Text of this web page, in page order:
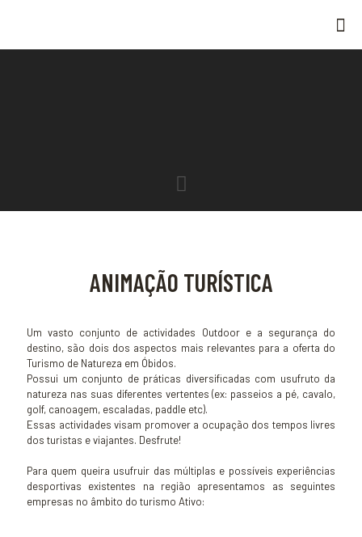
ANIMAÇÃO TURÍSTICA
Um vasto conjunto de actividades Outdoor e a segurança do
destino, são dois dos aspectos mais relevantes para a oferta do
Turismo de Natureza em Óbidos.
Possui um conjunto de práticas diversificadas com usufruto da
natureza nas suas diferentes vertentes (ex: passeios a pé, cavalo,
golf, canoagem, escaladas, paddle etc).
Essas actividades visam promover a ocupação dos tempos livres
dos turistas e viajantes. Desfrute!
Para quem queira usufruir das múltiplas e possíveis experiências
desportivas existentes na região apresentamos as seguintes
empresas no âmbito do turismo Ativo: